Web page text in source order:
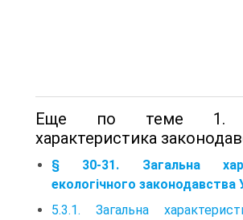
Еще по теме 1.
характеристика
§ 30-31. Загальна
екологічного законодавства
5.3.1. Загальна